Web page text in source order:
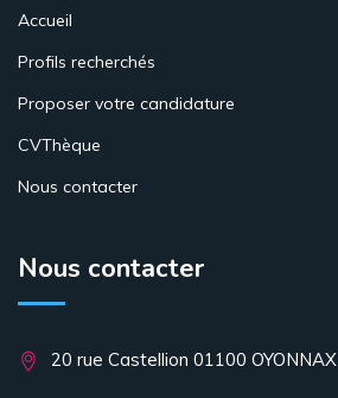
Accueil
Profils recherchés
Proposer votre candidature
CVThèque
Nous contacter
Nous contacter
20 rue Castellion 01100 OYONNAX